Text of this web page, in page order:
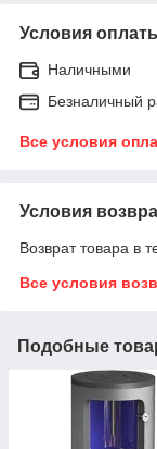
Условия
Наличными
Безналичный
Все условия
Условия
Возврат товара в
Все условия
Подобные